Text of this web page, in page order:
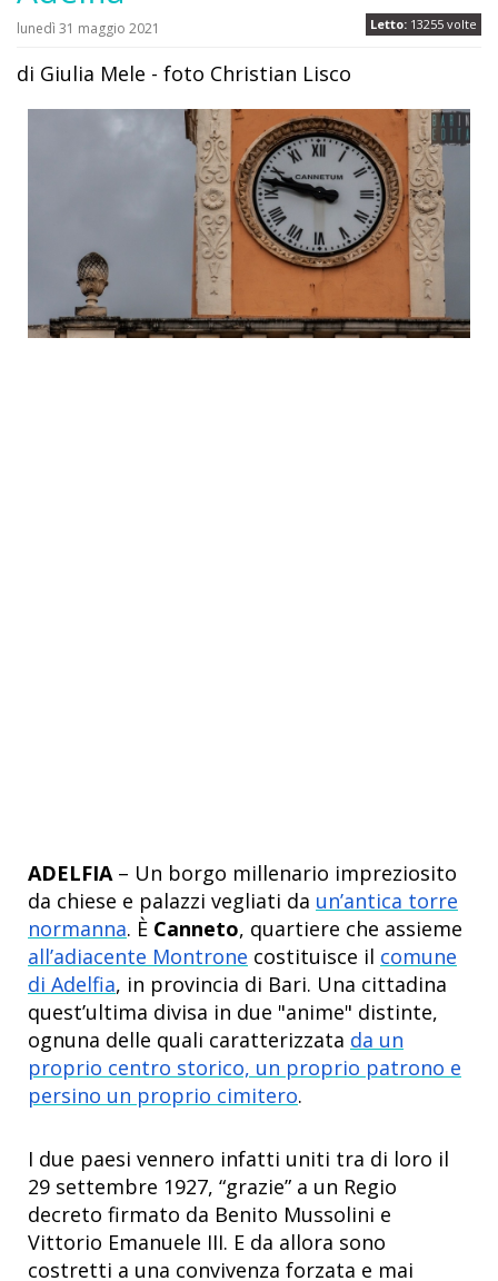
Letto: 13255 volte
lunedì 31 maggio 2021
di Giulia Mele - foto Christian Lisco
ADELFIA– Un borgo millenario impreziosito
da chiese e palazzi vegliati da un’antica torre
normanna. È Canneto, quartiere che assieme
all’adiacente Montrone costituisce il comune
di Adelfia, in provincia di Bari. Una cittadina
quest’ultima divisa in due "anime" distinte,
ognuna delle quali caratterizzata da un
proprio centro storico, un proprio patrono e
persino un proprio cimitero.
I due paesi vennero infatti uniti tra di loro il
29 settembre 1927, “grazie” a un Regio
decreto firmato da Benito Mussolini e
Vittorio Emanuele III. E da allora sono
costretti a una convivenza forzata e mai